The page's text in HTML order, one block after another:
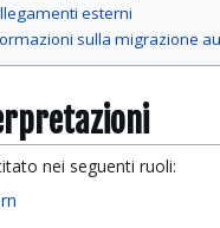
esterni
sulla migrazione
nei seguenti ruoli: